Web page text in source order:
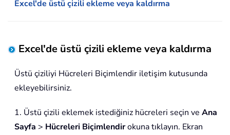
Excel'de üstü çizili ekleme veya kaldırma
Excel'de üstü çizili ekleme veya kaldırma
Üstü çiziliyi Hücreleri Biçimlendir iletişim kutusunda
ekleyebilirsiniz.
1. Üstü çizili eklemek istediğiniz hücreleri seçin ve Ana
Sayfa > Hücreleri Biçimlendirokuna tıklayın. Ekran